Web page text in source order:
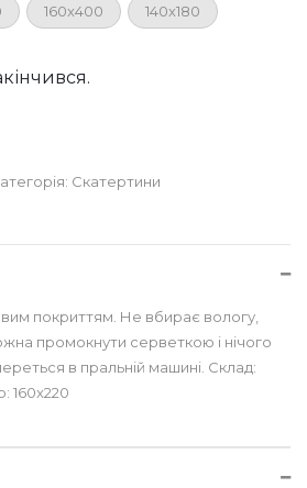
160x400 140x180
Скатертини
покриттям. Не вбирає вологу,
промокнути серветкою і нічого
в пральній машині. Склад:
160x220